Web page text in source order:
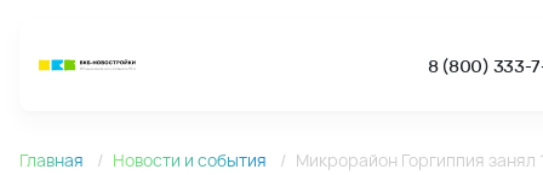
8 (800) 333-
Новости
Главная Новости и события Микрорайон Горгиппия